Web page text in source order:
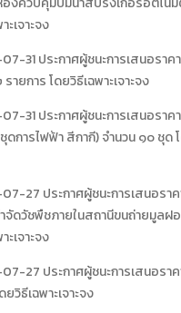
ะเจาะจง
31 ประกาศผู้ชนะการเสนอรา
ายการ โดยวิธีเฉพาะเจาะจง
31 ประกาศผู้ชนะการเสนอราค
ดการไฟฟ้า สีกากี) จำนวน ๑๐ ชุด
27 ประกาศผู้ชนะการเสนอรา
จัดวัชพืชภายในสถานีขนถ่ายมูล
ะเจาะจง
27 ประกาศผู้ชนะการเสนอรา
วิธีเฉพาะเจาะจง